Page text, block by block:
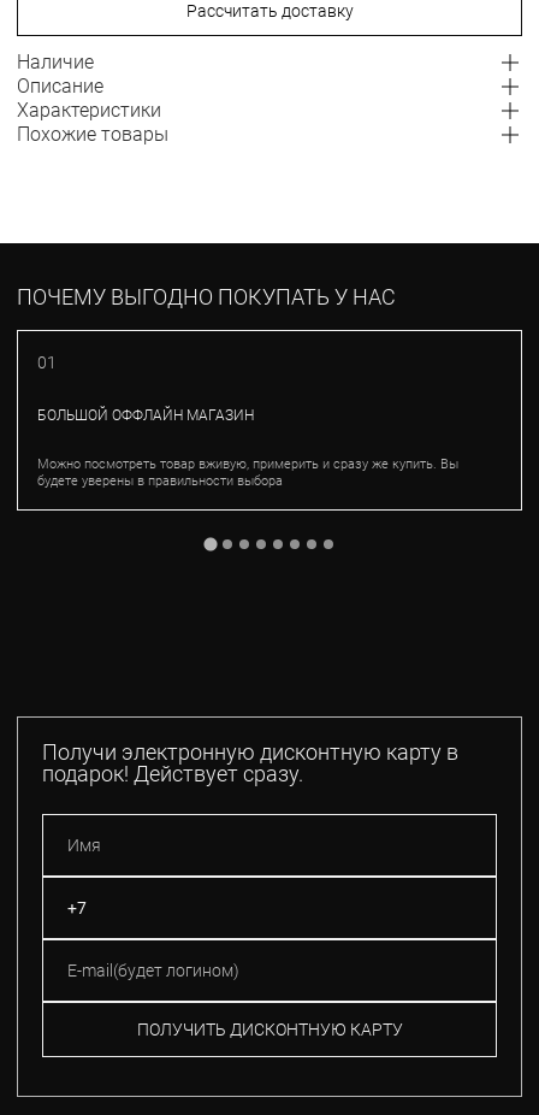
Рассчитать доставку
Наличие
Описание
Характеристики
Похожие товары
ПОЧЕМУ ВЫГОДНО ПОКУПАТЬ У НАС
01
БОЛЬШОЙ ОФФЛАЙН МАГАЗИН
Можно посмотреть товар вживую, примерить и сразу же купить. Вы
будете уверены в правильности выбора
Получи электронную дисконтную карту в
подарок! Действует сразу.
ПОЛУЧИТЬ ДИСКОНТНУЮ КАРТУ